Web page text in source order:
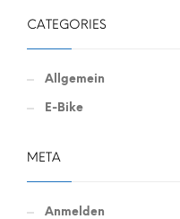
CATEGORIES
Allgemein
E-Bike
META
Anmelden